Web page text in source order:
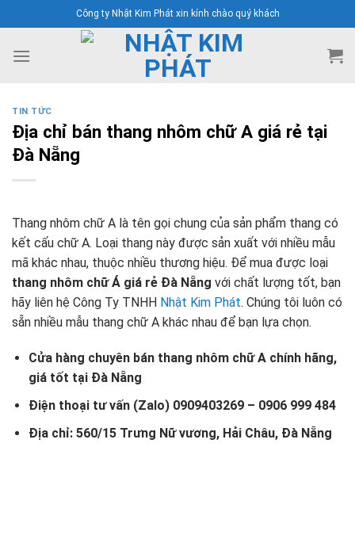
to
content
Công ty Nhật Kim Phát xin kính chào quý khách
TIN TỨC
Địa chỉ bán thang nhôm chữ A giá rẻ tại
Đà Nẵng
Thang nhôm chữ A là tên gọi chung của sản phẩm thang có
kết cấu chữ A. Loại thang này được sản xuất với nhiều mẫu
mã khác nhau, thuộc nhiều thương hiệu. Để mua được loại
thang nhôm chữ Á giá rẻ Đà Nẵng với chất lượng tốt, bạn
hãy liên hệ Công Ty TNHH Nhật Kim Phát. Chúng tôi luôn có
sẵn nhiều mẫu thang chữ A khác nhau để bạn lựa chọn.
Cửa hàng chuyên bán thang nhôm chữ A chính hãng,
giá tốt tại Đà Nẵng
Điện thoại tư vấn (Zalo) 0909403269 – 0906 999 484
Địa chỉ: 560/15 Trưng Nữ vương, Hải Châu, Đà Nẵng